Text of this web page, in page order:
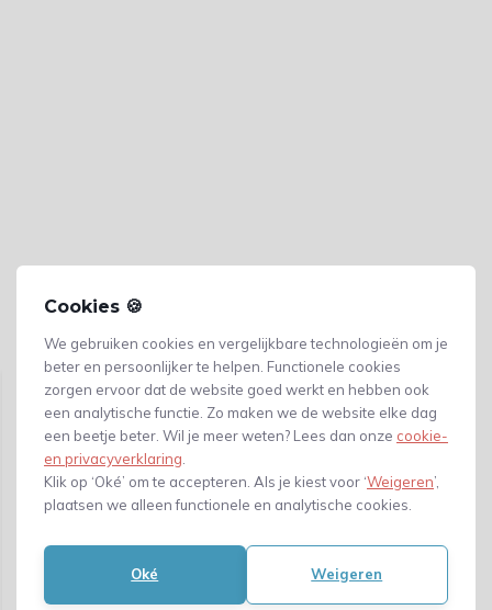
Cookies 🍪
We gebruiken cookies en vergelijkbare technologieën om je
beter en persoonlijker te helpen. Functionele cookies
zorgen ervoor dat de website goed werkt en hebben ook
een analytische functie. Zo maken we de website elke dag
een beetje beter. Wil je meer weten? Lees dan onze cookie-
en privacyverklaring
Klik op ‘Oké’ om te accepteren. Als je kiest voor ‘Weigeren’,
plaatsen we alleen functionele en analytische cookies.
Oké Weigeren
Gerelateerde producten
953YXL(953XL) -
Capaciteit: 1.600 pagina's
Huismerk HP
W2032X(415X)-recycled
chip - Capaciteit: 6.000